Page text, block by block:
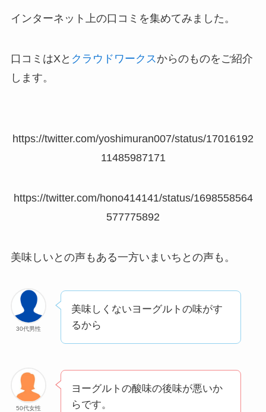
インターネット上の口コミを集めてみました。
口コミはXと クラウドワークス からのものをご紹介
します。
https://twitter.com/yoshimuran007/status/17016192
11485987171
https://twitter.com/hono414141/status/1698558564
577775892
美味しいとの声もある一方いまいちとの声も。
30代男性
美味しくないヨーグルトの味がす
るから
50代女性
ヨーグルトの酸味の後味が悪いか
らです。